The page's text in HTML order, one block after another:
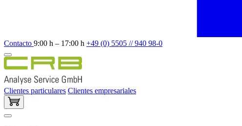
Contacto 9:00 h – 17:00 h +49 (0) 5505 // 940 98-0
Clientes particulares Clientes empresariales